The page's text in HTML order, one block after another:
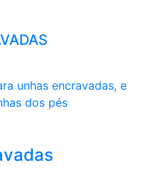
unhas encravadas, e
dos pés